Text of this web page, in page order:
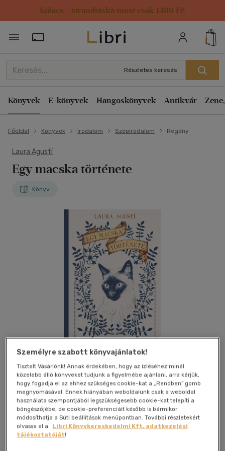
Kulacs / strandtáska most csak 1499 Ft!
Törzsvásárlói Kártya adatai
Részletes keresés
Könyvek E-könyvek Hangoskönyvek Antikvár
Főoldal Könyvek Irodalom Szépirodalom Regény
Laura Agustí
Egy macska története
Könyv
Kívánságlistához adom Megosztom
(1 vélemény)
Helikon Kiadó|2022|magyar nyelvű|keménytábla|156
oldal
Személyre szabott könyvajánlatok!
Tisztelt Vásárlónk! Annak érdekében, hogy az ízléséhez minél
közelebb álló könyveket tudjunk a figyelmébe ajánlani, arra kérjük,
hogy fogadja el az ehhez szükséges cookie-kat a „Rendben” gomb
megnyomásával. Ennek hiányában weboldalunk csak a weboldal
használata szempontjából legszükségesebb cookie-kat telepíti a
böngészőjébe, de cookie-preferenciáit később is bármikor
módosíthatja a Süti beállítások menüpontban. További részletekért
olvassa el a
Libri Könyvkereskedelmi Kft. adatkezelési
tájékoztatóját!